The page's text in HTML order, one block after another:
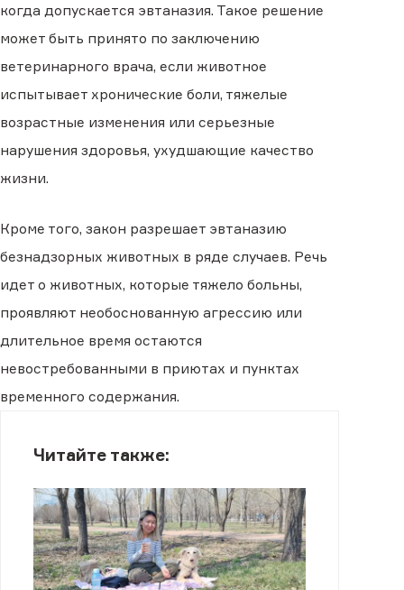
когда допускается эвтаназия. Такое решение
может быть принято по заключению
ветеринарного врача, если животное
испытывает хронические боли, тяжелые
возрастные изменения или серьезные
нарушения здоровья, ухудшающие качество
жизни.
Кроме того, закон разрешает эвтаназию
безнадзорных животных в ряде случаев. Речь
идет о животных, которые тяжело больны,
проявляют необоснованную агрессию или
длительное время остаются
невостребованными в приютах и пунктах
временного содержания.
Читайте также: